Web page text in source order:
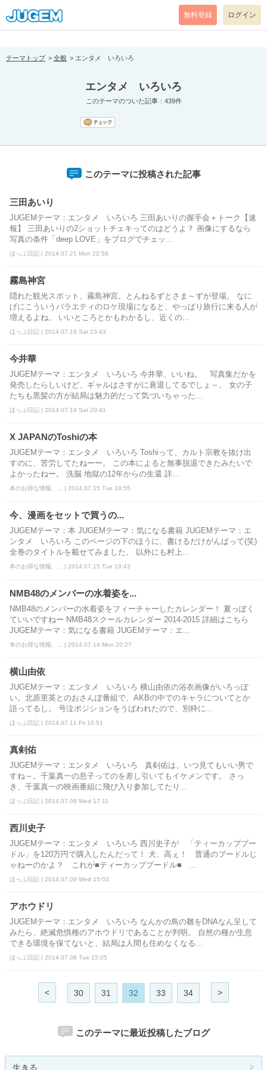
[pear_error: message="Success" code=0 mode=return level=notice
prefix="" info=""]
無料登録 ログイン
テーマトップ 全般 エンタメ いろいろ
エンタメ いろいろ
このテーマのついた記事：439件
このテーマに投稿された記事
三田あいり
JUGEMテーマ：エンタメ いろいろ 三田あいりの握手会＋トーク【速
報】 三田あいりの2ショットチェキってのはどうよ？ 画像にするなら
写真の条件「deep LOVE」をブログでチェッ...
ほっぷ日記 | 2014.07.21 Mon 22:58
霧島神宮
隠れた観光スポット、霧島神宮。とんねるずとさま～ずが登場。 なに
げにこういうバラエティのロケ現場になると、やっぱり旅行に来る人が
増えるよね。 いいところとかもわかるし、近くの...
ほっぷ日記 | 2014.07.19 Sat 23:43
今井華
JUGEMテーマ：エンタメ いろいろ 今井華、いいね。 写真集だかを
発売したらしいけど、ギャルはさすがに衰退してるでしょ～。 女の子
たちも黒髪の方が結局は魅力的だって気づいちゃった...
ほっぷ日記 | 2014.07.19 Sat 20:41
X JAPANのToshiの本
JUGEMテーマ：エンタメ いろいろ Toshiって、カルト宗教を抜け出
すのに、苦労してたねーー。 この本によると無事脱退できたみたいで
よかったねー。 洗脳 地獄の12年からの生還 詳...
本のお得な情報、... | 2014.07.15 Tue 19:55
今、漫画をセットで買うの...
JUGEMテーマ：本 JUGEMテーマ：気になる書籍 JUGEMテーマ：エ
ンタメ いろいろ このページの下のほうに、書けるだけがんばって(笑)
全巻のタイトルを載せてみました。 以外にも村上...
本のお得な情報、... | 2014.07.15 Tue 19:43
NMB48のメンバーの水着姿を...
NMB48のメンバーの水着姿をフィーチャーしたカレンダー！ 夏っぽく
ていいですねー NMB48スクールカレンダー 2014-2015 詳細はこちら
JUGEMテーマ：気になる書籍 JUGEMテーマ：エ...
本のお得な情報、... | 2014.07.14 Mon 20:27
横山由依
JUGEMテーマ：エンタメ いろいろ 横山由依の浴衣画像がいろっぽ
い。北原里英とのおさんぽ番組で、AKBの中でのキャラについてとか
語ってるし。 号泣ポジションをうばわれたので、別枠に...
ほっぷ日記 | 2014.07.11 Fri 10:51
真剣佑
JUGEMテーマ：エンタメ いろいろ 真剣佑は、いつ見てもいい男で
すね～。千葉真一の息子ってのを差し引いてもイケメンです。 さっ
き、千葉真一の映画番組に飛び入り参加してたり...
ほっぷ日記 | 2014.07.09 Wed 17:11
西川史子
JUGEMテーマ：エンタメ いろいろ 西川史子が 「ティーカッププー
ドル」を120万円で購入したんだって！ 犬、高ぇ！ 普通のプードルじ
ゃねーのかよ？ これが■ティーカッププードル■ ...
ほっぷ日記 | 2014.07.09 Wed 15:03
アホウドリ
JUGEMテーマ：エンタメ いろいろ なんかの鳥の雛をDNAなん呈して
みたら、絶滅危惧種のアホウドリであることが判明。 自然の種が生息
できる環境を保てないと、結局は人間も住めなくなる...
ほっぷ日記 | 2014.07.08 Tue 15:05
< 30 31 32 33 34 >
このテーマに最近投稿したブログ
生きる